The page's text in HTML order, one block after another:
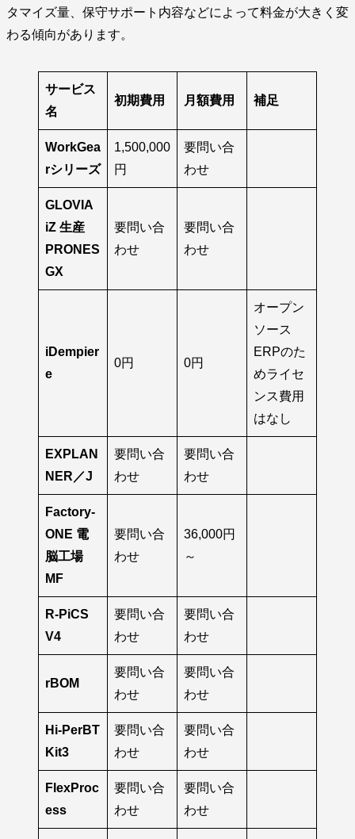
タマイズ量、保守サポート内容などによって料金が大きく変
わる傾向があります。
サービス
名
初期費用 月額費用 補足
WorkGea
rシリーズ
1,500,000
円
要問い合
わせ
GLOVIA
iZ 生産
PRONES
GX
要問い合
わせ
要問い合
わせ
iDempier
e
0円 0円
オープン
ソース
ERPのた
めライセ
ンス費用
はなし
EXPLAN
NER／J
要問い合
わせ
要問い合
わせ
Factory-
ONE 電
脳工場
MF
要問い合
わせ
36,000円
～
R-PiCS
V4
要問い合
わせ
要問い合
わせ
rBOM
要問い合
わせ
要問い合
わせ
Hi-PerBT
Kit3
要問い合
わせ
要問い合
わせ
FlexProc
ess
要問い合
わせ
要問い合
わせ